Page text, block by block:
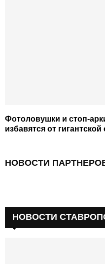
Фотоловушки и стоп-
избавятся от гигантской
НОВОСТИ
НОВОСТИ